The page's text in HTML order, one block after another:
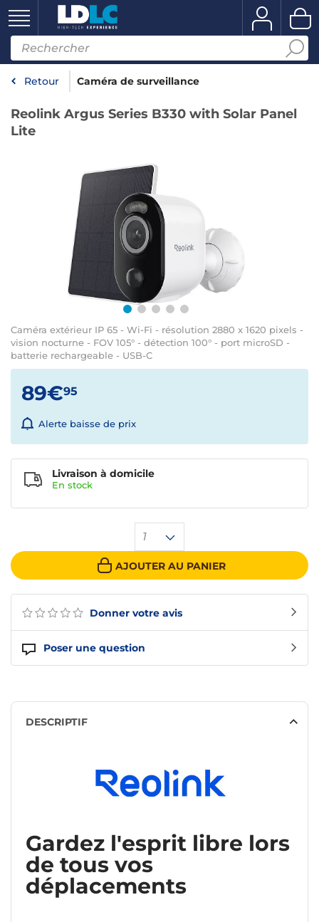
Retour Caméra de surveillance
Reolink Argus Series B330 with Solar Panel
Lite
Caméra extérieur IP 65 - Wi-Fi - résolution 2880 x 1620 pixels -
vision nocturne - FOV 105° - détection 100° - port microSD -
batterie rechargeable - USB-C
Donner votre avis
Poser une question
89€95
Alerte baisse de prix
1
AJOUTER AU PANIER
Livraison à domicile
En stock
DESCRIPTIF
Gardez l'esprit libre lors
de tous vos
déplacements